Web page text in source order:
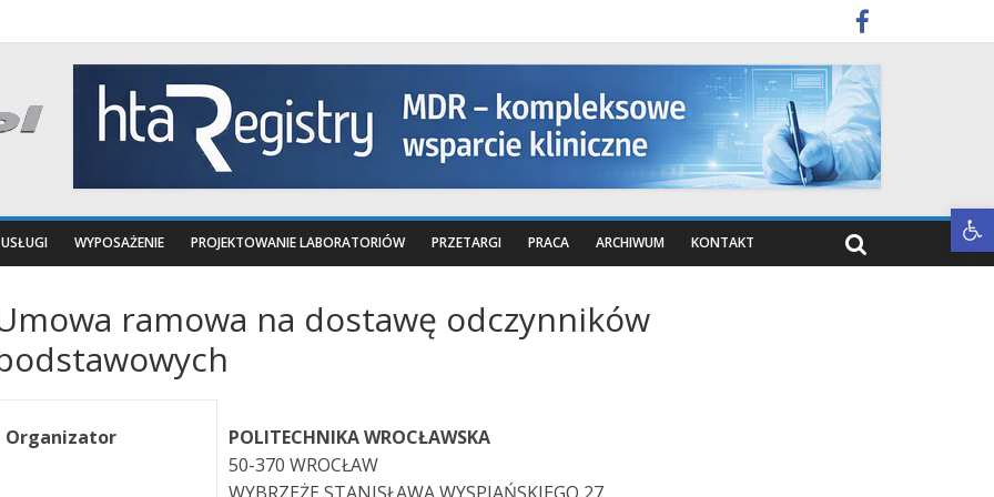
Otwórz pasek narzędzi
USŁUGI WYPOSAŻENIE PROJEKTOWANIE LABORATORIÓW PRZETARGI PRACA ARCHIWUM KONTAKT
ramowa na dostawę odczynników
Organizator
POLITECHNIKA WROCŁAWSKA
50-370 WROCŁAW